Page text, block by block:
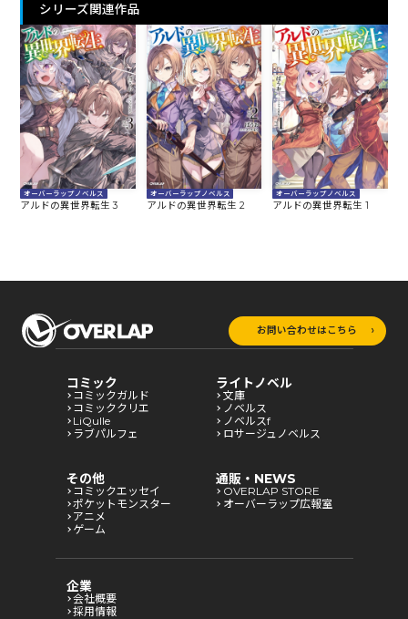
シリーズ関連作品
オーバーラップノベルス
アルドの異世界転生 3
オーバーラップノベルス
アルドの異世界転生 2
オーバーラップノベルス
アルドの異世界転生 1
お問い合わせはこちら
コミック
コミックガルド
コミッククリエ
LiQulle
ラブパルフェ
ライトノベル
文庫
ノベルス
ノベルスf
ロサージュノベルス
その他
コミックエッセイ
ポケットモンスター
アニメ
ゲーム
通販・NEWS
OVERLAP STORE
オーバーラップ広報室
企業
会社概要
採用情報